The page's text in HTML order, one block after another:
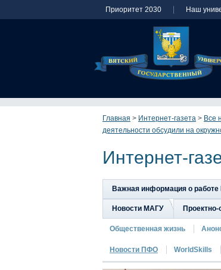
Приоритет 2030 Наш
Главная > Интернет-газета > Все
деятельности обсудили на
Интернет-
Важная информация о работе
Новости МАГУ
Общественная жизнь
Новости ПФО WorldSkills